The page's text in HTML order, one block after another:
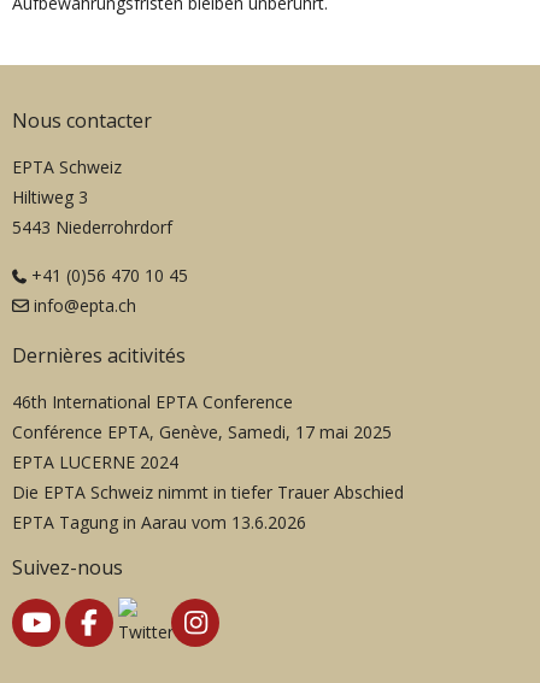
Nous contacter
EPTA Schweiz
Hiltiweg 3
5443 Niederrohrdorf
+41 (0)56 470 10 45
info@epta.ch
Dernières acitivités
46th International EPTA Conference
Conférence EPTA, Genève, Samedi, 17 mai 2025
EPTA LUCERNE 2024
Die EPTA Schweiz nimmt in tiefer Trauer Abschied
EPTA Tagung in Aarau vom 13.6.2026
Suivez-nous